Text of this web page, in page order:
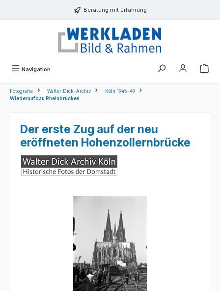
Beratung mit Erfahrung
Navigation
Fotografie Walter Dick-Archiv
Köln 1945-49
Wiederaufbau Rheinbrücken
Der erste Zug auf der neu
eröffneten Hohenzollernbrücke
Bildergalerie überspringen